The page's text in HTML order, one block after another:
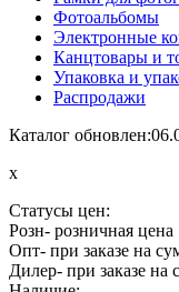
Фотоальбомы
Электронные
Канцтовары и
Упаковка и
Распродажи
Каталог
x
Статусы цен:
Розн- розничная цена
Опт- при заказе на
Дилер- при заказе на